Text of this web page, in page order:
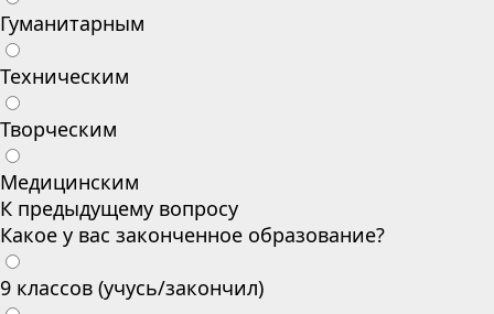
Гуманитарным
Техническим
Творческим
Медицинским
К предыдущему вопросу
Какое у вас законченное образование?
9 классов (учусь/закончил)